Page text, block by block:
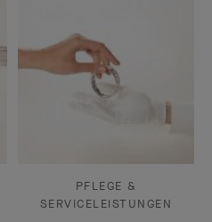
PFLEGE &
SERVICELEISTUNGEN